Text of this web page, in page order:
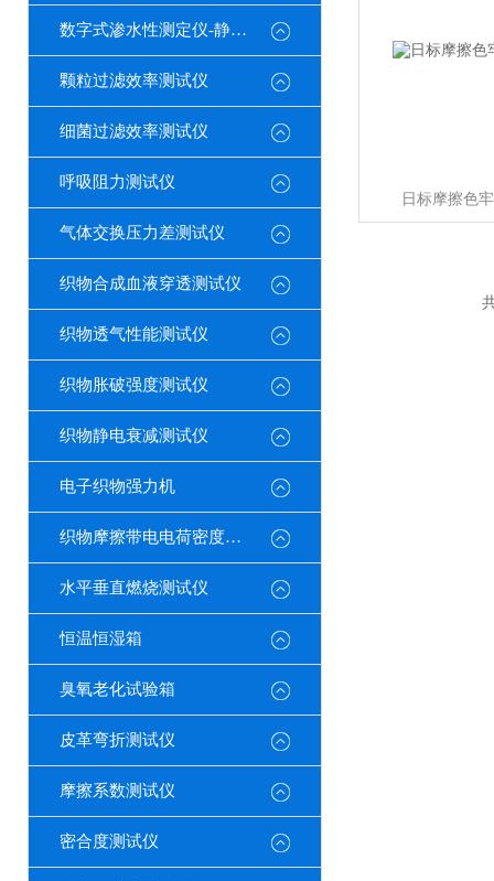
数字式渗水性测定仪-静水压
颗粒过滤效率测试仪
细菌过滤效率测试仪
呼吸阻力测试仪
气体交换压力差测试仪
织物合成血液穿透测试仪
织物透气性能测试仪
织物胀破强度测试仪
织物静电衰减测试仪
电子织物强力机
织物摩擦带电电荷密度测试仪
水平垂直燃烧测试仪
恒温恒湿箱
臭氧老化试验箱
皮革弯折测试仪
摩擦系数测试仪
密合度测试仪
日标摩擦色